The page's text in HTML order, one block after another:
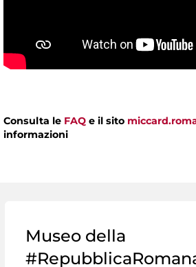
Consulta le FAQ e il sito
informazioni
Museo della